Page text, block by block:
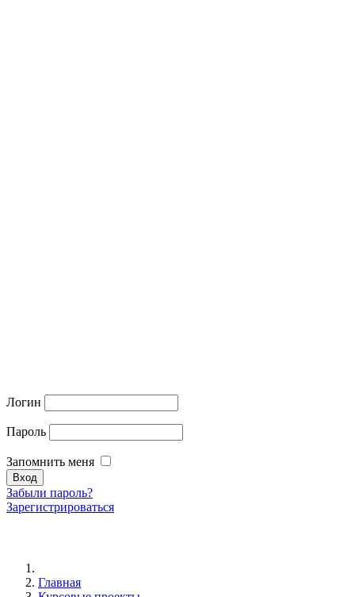
Логин
Пароль
Запомнить меня
Забыли пароль?
Зарегистрироваться
Главная